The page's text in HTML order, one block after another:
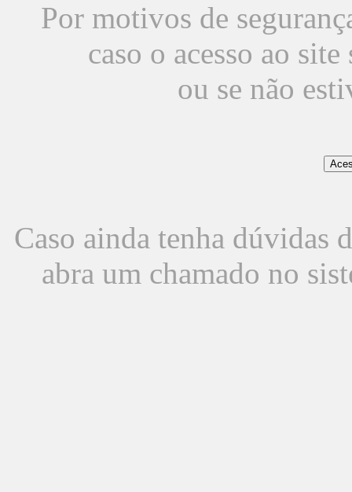
Por motivos de
caso o acesso ao
ou se não
Caso ainda tenha dúvidas
abra um chamado no